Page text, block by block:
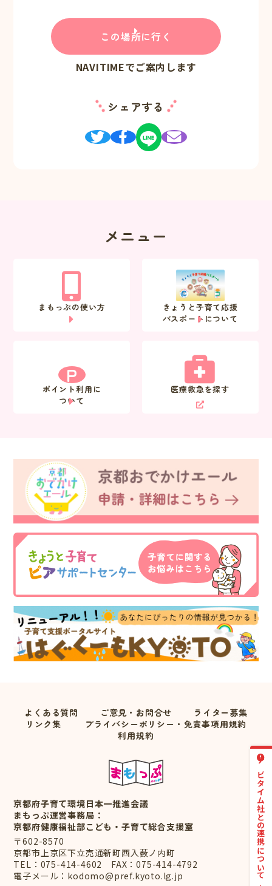
この場所に行く
NAVITIMEでご案内します
シェアする
メニュー
まもっぷの使い方
きょうと子育て応援
パスポートについて
P
ポイント利用に
ついて
医療救急を探す
よくある質問 ご意見・お問合せ
ライター募集
リンク集
プライバシーポリシー・免責事項用規約
利用規約
京都府子育て環境日本一推進会議
まもっぷ運営事務局：
京都府健康福祉部こども・子育て総合支援室
〒602-8570
京都市上京区下立売通新町西入薮ノ内町
TEL： 075-414-4602
FAX：075-414-4792
電子メール： kodomo@pref.kyoto.lg.jp ナビタイム社との連携について